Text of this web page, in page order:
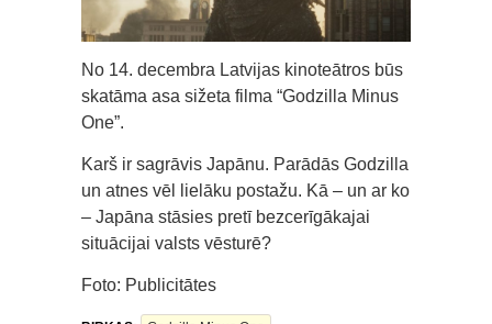
No 14. decembra Latvijas kinoteātros būs
skatāma asa sižeta filma “Godzilla Minus
One”.
Karš ir sagrāvis Japānu. Parādās Godzilla
un atnes vēl lielāku postažu. Kā – un ar ko
– Japāna stāsies pretī bezcerīgākajai
situācijai valsts vēsturē?
Foto: Publicitātes